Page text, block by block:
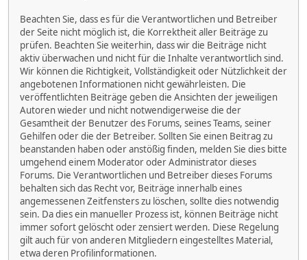
Beachten Sie, dass es für die Verantwortlichen und Betreiber
der Seite nicht möglich ist, die Korrektheit aller Beiträge zu
prüfen. Beachten Sie weiterhin, dass wir die Beiträge nicht
aktiv überwachen und nicht für die Inhalte verantwortlich sind.
Wir können die Richtigkeit, Vollständigkeit oder Nützlichkeit der
angebotenen Informationen nicht gewährleisten. Die
veröffentlichten Beiträge geben die Ansichten der jeweiligen
Autoren wieder und nicht notwendigerweise die der
Gesamtheit der Benutzer des Forums, seines Teams, seiner
Gehilfen oder die der Betreiber. Sollten Sie einen Beitrag zu
beanstanden haben oder anstößig finden, melden Sie dies bitte
umgehend einem Moderator oder Administrator dieses
Forums. Die Verantwortlichen und Betreiber dieses Forums
behalten sich das Recht vor, Beiträge innerhalb eines
angemessenen Zeitfensters zu löschen, sollte dies notwendig
sein. Da dies ein manueller Prozess ist, können Beiträge nicht
immer sofort gelöscht oder zensiert werden. Diese Regelung
gilt auch für von anderen Mitgliedern eingestelltes Material,
etwa deren Profilinformationen.